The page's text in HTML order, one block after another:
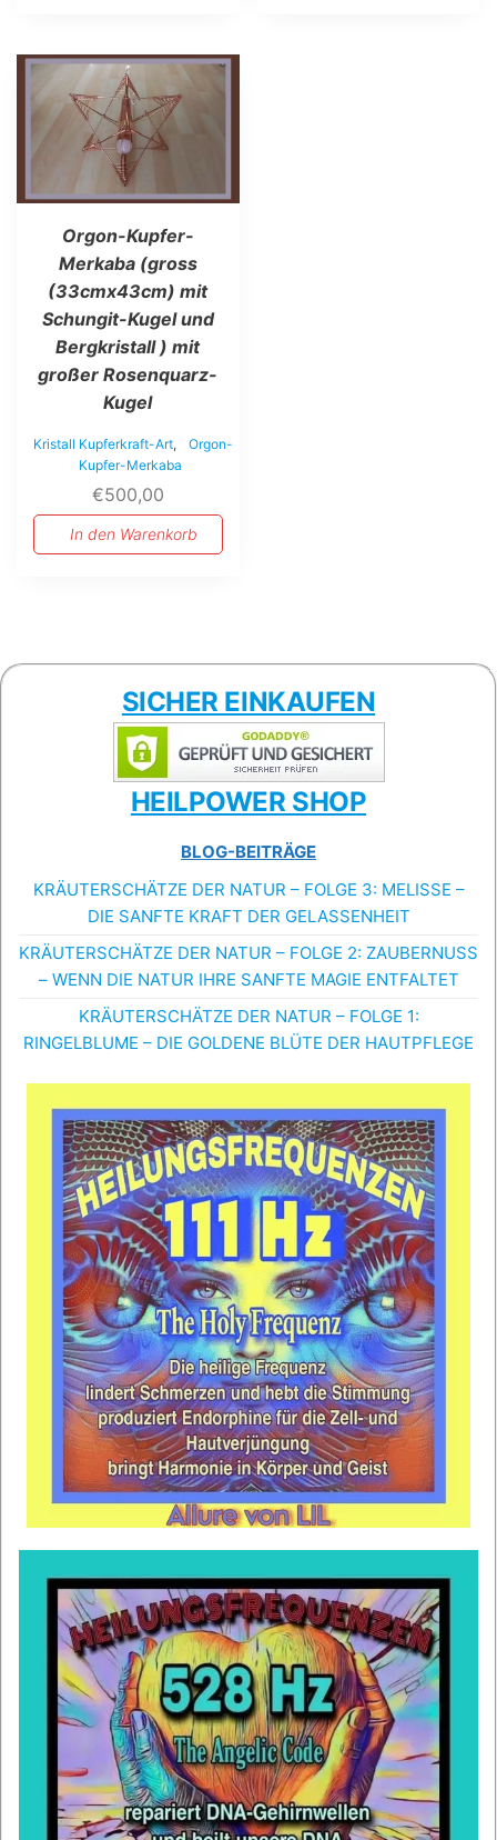
Orgon-Kupfer-
Merkaba (gross
(33cmx43cm) mit
Schungit-Kugel und
Bergkristall ) mit
großer Rosenquarz-
Kugel
Kristall Kupferkraft-Art,
Orgon-
Kupfer-Merkaba
€500,00
In den Warenkorb
SICHER EINKAUFEN
HEILPOWER SHOP
BLOG-BEITRÄGE
KRÄUTERSCHÄTZE DER NATUR – FOLGE 3: MELISSE –
DIE SANFTE KRAFT DER GELASSENHEIT
KRÄUTERSCHÄTZE DER NATUR – FOLGE 2: ZAUBERNUSS
– WENN DIE NATUR IHRE SANFTE MAGIE ENTFALTET
KRÄUTERSCHÄTZE DER NATUR – FOLGE 1:
RINGELBLUME – DIE GOLDENE BLÜTE DER HAUTPFLEGE